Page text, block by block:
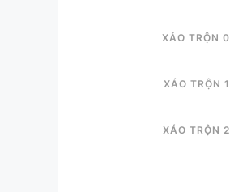
Xáo trộn 0
Xáo trộn 1
Xáo trộn 2